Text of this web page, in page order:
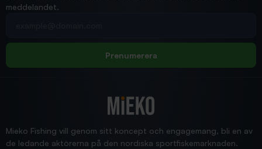
Jensa
meddelandet.
Prenumerera
Mieko Fishing vill genom sitt koncept och engagemang, bli en av
de ledande aktörerna på den nordiska sportfiskemarknaden.